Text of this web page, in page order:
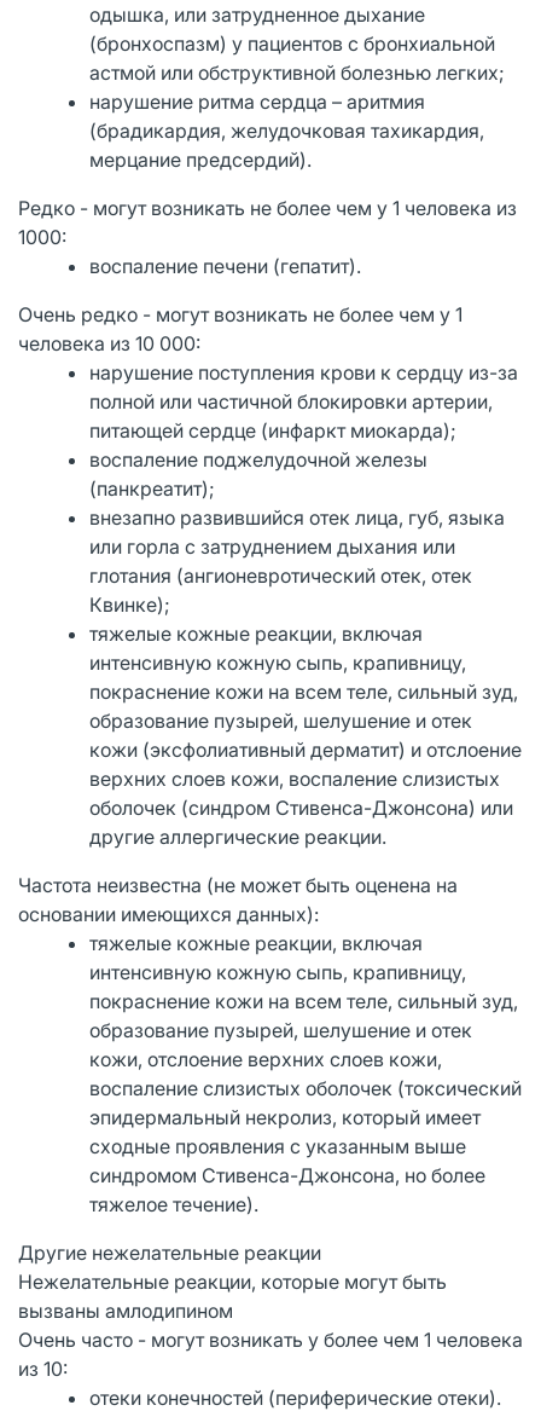
одышка, или затрудненное дыхание
(бронхоспазм) у пациентов с бронхиальной
астмой или обструктивной болезнью легких;
нарушение ритма сердца – аритмия
(брадикардия, желудочковая тахикардия,
мерцание предсердий).
Редко - могут возникать не более чем у 1 человека из
1000:
воспаление печени (гепатит).
Очень редко - могут возникать не более чем у 1
человека из 10 000:
нарушение поступления крови к сердцу из-за
полной или частичной блокировки артерии,
питающей сердце (инфаркт миокарда);
воспаление поджелудочной железы
(панкреатит);
внезапно развившийся отек лица, губ, языка
или горла с затруднением дыхания или
глотания (ангионевротический отек, отек
Квинке);
тяжелые кожные реакции, включая
интенсивную кожную сыпь, крапивницу,
покраснение кожи на всем теле, сильный зуд,
образование пузырей, шелушение и отек
кожи (эксфолиативный дерматит) и отслоение
верхних слоев кожи, воспаление слизистых
оболочек (синдром Стивенса-Джонсона) или
другие аллергические реакции.
Частота неизвестна (не может быть оценена на
основании имеющихся данных):
тяжелые кожные реакции, включая
интенсивную кожную сыпь, крапивницу,
покраснение кожи на всем теле, сильный зуд,
образование пузырей, шелушение и отек
кожи, отслоение верхних слоев кожи,
воспаление слизистых оболочек (токсический
эпидермальный некролиз, который имеет
сходные проявления с указанным выше
синдромом Стивенса-Джонсона, но более
тяжелое течение).
Другие нежелательные реакции
Нежелательные реакции, которые могут быть
вызваны амлодипином
Очень часто - могут возникать у более чем 1 человека
из 10:
отеки конечностей (периферические отеки).